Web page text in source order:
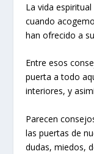
La vida
cuando
han ofrecido a
Entre esos
puerta a todo
interiores, y
Parecen
las puertas de
dudas, miedos,